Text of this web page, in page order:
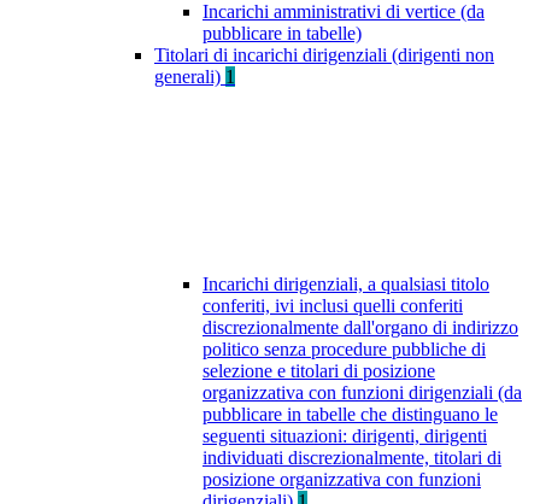
Incarichi amministrativi di vertice (da
pubblicare in tabelle)
Titolari di incarichi dirigenziali (dirigenti non
generali) 1
Incarichi dirigenziali, a qualsiasi titolo
conferiti, ivi inclusi quelli conferiti
discrezionalmente dall'organo di indirizzo
politico senza procedure pubbliche di
selezione e titolari di posizione
organizzativa con funzioni dirigenziali (da
pubblicare in tabelle che distinguano le
seguenti situazioni: dirigenti, dirigenti
individuati discrezionalmente, titolari di
posizione organizzativa con funzioni